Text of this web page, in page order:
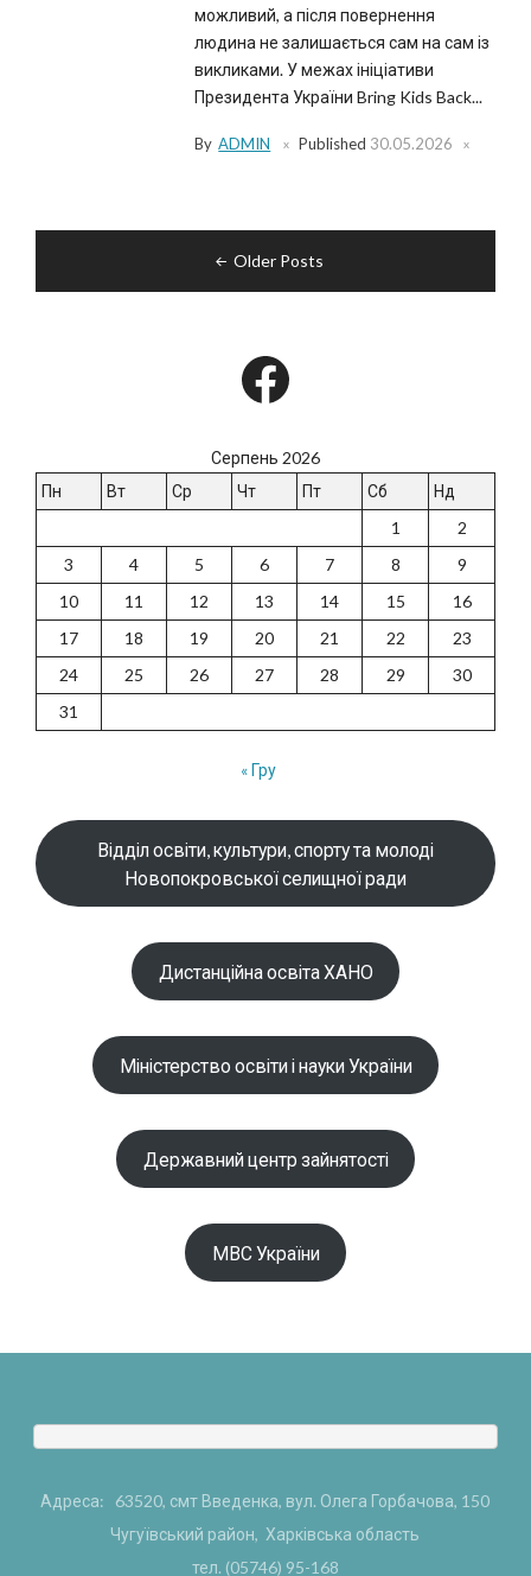
можливий, а після повернення
людина не залишається сам на сам із
викликами. У межах ініціативи
Президента України Bring Kids Back...
By ADMIN Published 30.05.2026
Older Posts
Facebook
Серпень 2026
Пн
Вт Ср Чт Пт Сб
Нд
1
2
3
4 5 6 7 8
9
10
11 12 13 14 15
16
17
18 19 20 21 22
23
24
25 26 27 28 29
30
31
« Гру
Відділ освіти, культури, спорту та молоді
Новопокровської селищної ради
Дистанційна освіта ХАНО
Міністерство освіти і науки України
Державний центр зайнятості
МВС України
Адреса: 63520, смт Введенка, вул. Олега Горбачова, 150
Чугуївський район, Харківська область
тел. (05746) 95-168